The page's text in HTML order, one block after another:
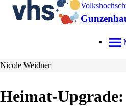
Nicole Weidner
Heimat-